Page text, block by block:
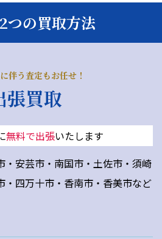
つの買取方法
伴う査定もお任せ！
張買取
無料で出張いたします
・安芸市・南国市・土佐市・須崎
・四万十市・香南市・香美市など